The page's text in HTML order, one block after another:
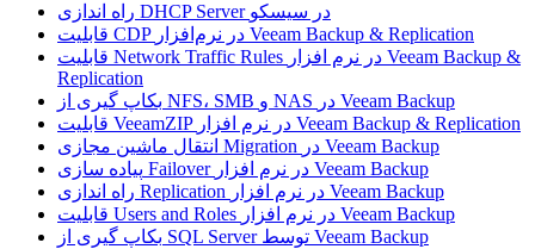
راه اندازی DHCP Server در سیسکو
قابلیت CDP در نرم‌افزار Veeam Backup & Replication
قابلیت Network Traffic Rules در نرم افزار Veeam Backup &
Replication
بکاپ گیری از NFS، SMB و NAS در Veeam Backup
قابلیت VeeamZIP در نرم افزار Veeam Backup & Replication
انتقال ماشین مجازی Migration در Veeam Backup
پیاده سازی Failover در نرم افزار Veeam Backup
راه اندازی Replication در نرم افزار Veeam Backup
قابلیت Users and Roles در نرم افزار Veeam Backup
بکاپ گیری از SQL Server توسط Veeam Backup